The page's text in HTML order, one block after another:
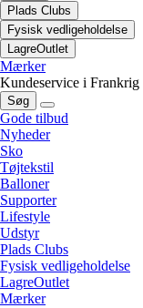
Plads Clubs
Fysisk vedligeholdelse
LagreOutlet
Mærker
Kundeservice i Frankrig
Søg
Gode tilbud
Nyheder
Sko
Tøjtekstil
Balloner
Supporter
Lifestyle
Udstyr
Plads Clubs
Fysisk vedligeholdelse
LagreOutlet
Mærker